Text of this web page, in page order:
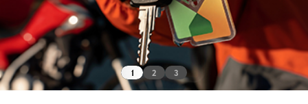
1 2 3